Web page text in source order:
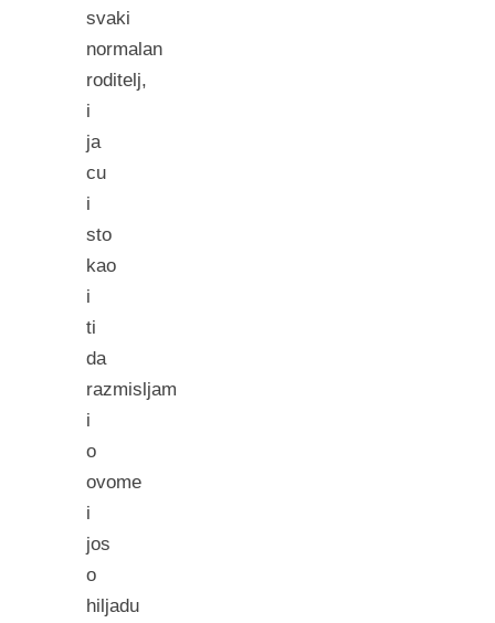
svaki
normalan
roditelj,
i
ja
cu
i
sto
kao
i
ti
da
razmisljam
i
o
ovome
i
jos
o
hiljadu